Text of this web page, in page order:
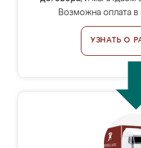
Возможна оплата в
УЗНАТЬ О